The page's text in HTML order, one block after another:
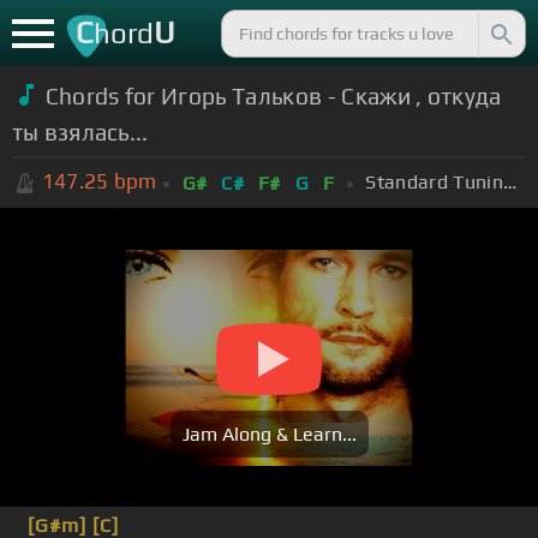
ChordU
Chords for Игорь Тальков - Скажи , откуда
ты взялась...
147.25 bpm G# C# F# G F Standard Tuning (EADGBE)
Jam Along & Learn...
[G#m] [C]